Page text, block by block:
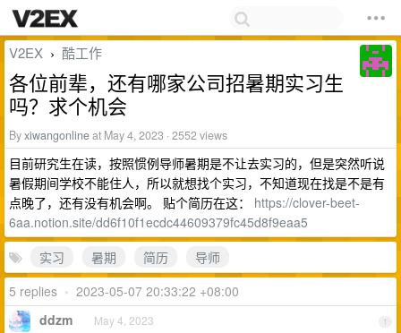
V2EX › 酷工作
各位前辈，还有哪家公司招暑期实习生
吗？求个机会
Byxiwangonlineat May 4, 2023 · 2552 views
目前研究生在读，按照惯例导师暑期是不让去实习的，但是突然听说
暑假期间学校不能住人，所以就想找个实习，不知道现在找是不是有
点晚了，还有没有机会啊。 贴个简历在这： https://clover-beet-
6aa.notion.site/dd6f10f1ecdc44609379fc45d8f9eaa5
实习
暑期 简历
导师
5 replies • 2023-05-07 20:33:22 +08:00
1
ddzm May 4, 2023